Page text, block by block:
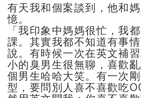
有天我和個案談到，他和
憶。
「我印象中媽媽很忙，我
課。其實我都不知道有事
說。有時候一次在英文補
小的臭男生很無聊，喜歡
個男生哈哈大笑。有一次
型，要問別人喜不喜歡吃